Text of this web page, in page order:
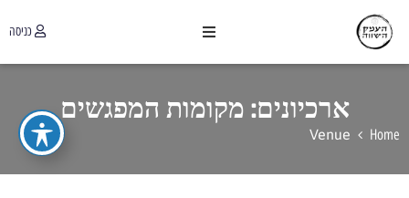
כניסה
ארכיונים: מקומות המפגשים
Home
Venue